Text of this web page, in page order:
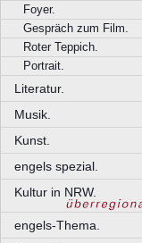
Foyer.
Gespräch zum Film.
Roter Teppich.
Portrait.
Literatur.
Musik.
Kunst.
engels spezial.
Kultur in NRW.
engels-Thema.